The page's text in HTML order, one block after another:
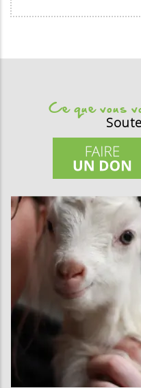
Ce que vous